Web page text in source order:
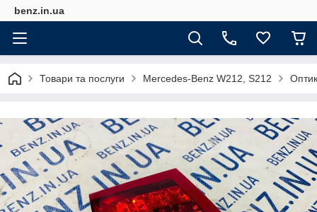
benz.in.ua
Товари та послуги Mercedes-Benz W212, S212